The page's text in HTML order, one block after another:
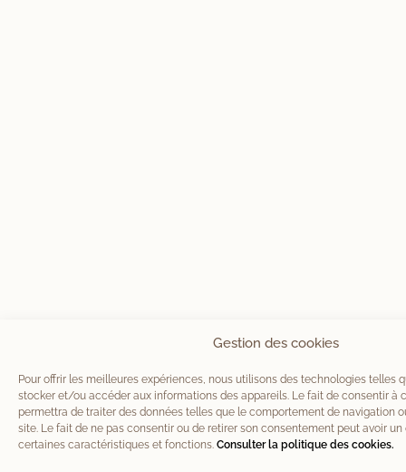
Gestion des cookies
Pour offrir les meilleures expériences, nous utilisons des technologies telles
stocker et/ou accéder aux informations des appareils. Le fait de consentir à
permettra de traiter des données telles que le comportement de navigation
site. Le fait de ne pas consentir ou de retirer son consentement peut avoir
certaines caractéristiques et fonctions. Consulter la politique des cookies.